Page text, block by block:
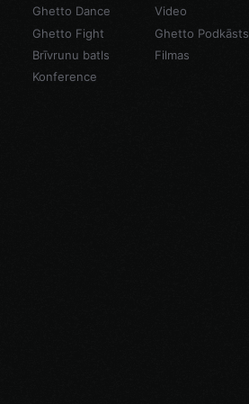
Ghetto Dance
Ghetto Fight
Brīvrunu batls
Konference
Video
Ghetto Podkāsts
Filmas